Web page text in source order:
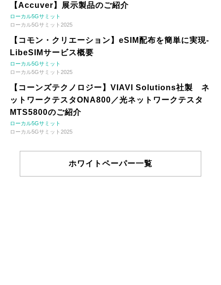
【Accuver】展示製品のご紹介
ローカル5Gサミット
ローカル5Gサミット2025
【コモン・クリエーション】eSIM配布を簡単に実現-
LibeSIMサービス概要
ローカル5Gサミット
ローカル5Gサミット2025
【コーンズテクノロジー】VIAVI Solutions社製 ネ
ットワークテスタONA800／光ネットワークテスタ
MTS5800のご紹介
ローカル5Gサミット
ローカル5Gサミット2025
ホワイトペーパー一覧